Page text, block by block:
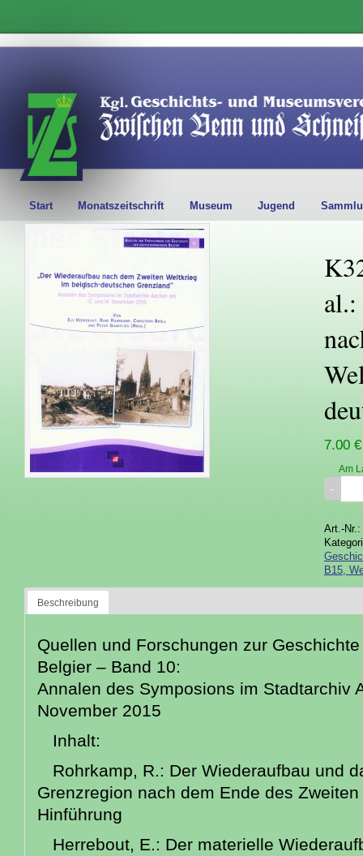
Start Monatszeitschrift Museum Jugend
7.00 €
Am
Art.-Nr.:
B15,
Beschreibung
Quellen und Forschungen zur
Belgier – Band 10:
Annalen des Symposions im Stadtarchiv
November 2015
Inhalt:
Rohrkamp, R.: Der Wiederaufbau und
Grenzregion nach dem Ende des
Hinführung
Herrebout, E.: Der materielle